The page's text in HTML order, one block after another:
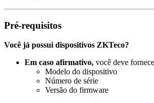
Pré-requisitos
Você já possui dispositivos ZKTeco?
Em caso afirmativo, você deve
Modelo do dispositivo
Número de série
Versão do firmware